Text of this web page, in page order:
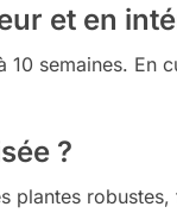
et en
semaines.
?